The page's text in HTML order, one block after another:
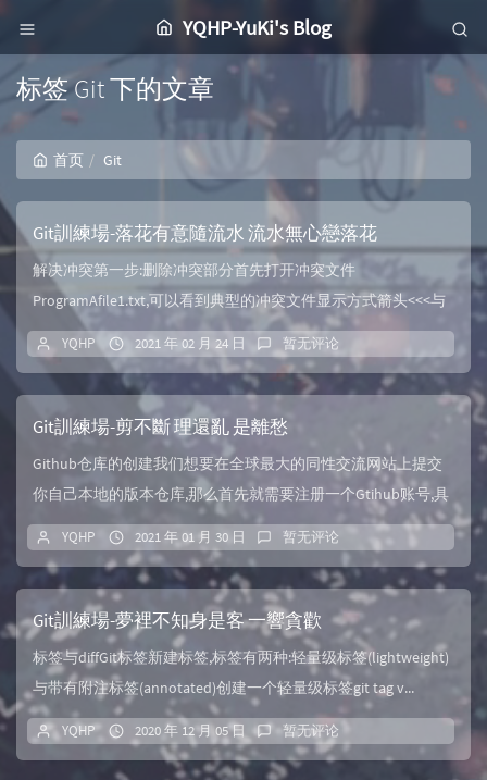
YQHP-YuKi's Blog
标签 Git 下的文章
首页 Git
Git訓練場-落花有意隨流水 流水無心戀落花
解决冲突第一步:删除冲突部分首先打开冲突文件
ProgramAfile1.txt,可以看到典型的冲突文件显示方式箭头<<<与
>>...
YQHP 2021 年 02 月 24 日 暂无评论
Git訓練場-剪不斷 理還亂 是離愁
Github仓库的创建我们想要在全球最大的同性交流网站上提交
你自己本地的版本仓库,那么首先就需要注册一个Gtihub账号,具
体的操作无非就是邮箱注册这些,...
YQHP 2021 年 01 月 30 日 暂无评论
Git訓練場-夢裡不知身是客 一響貪歡
标签与diffGit标签新建标签,标签有两种:轻量级标签(lightweight)
与带有附注标签(annotated)创建一个轻量级标签git tag v...
YQHP 2020 年 12 月 05 日 暂无评论